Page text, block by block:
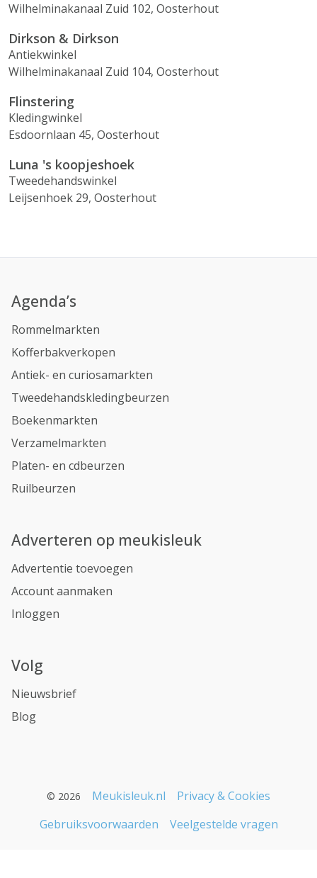
Wilhelminakanaal Zuid 102, Oosterhout
Dirkson & Dirkson
Antiekwinkel
Wilhelminakanaal Zuid 104, Oosterhout
Flinstering
Kledingwinkel
Esdoornlaan 45, Oosterhout
Luna 's koopjeshoek
Tweedehandswinkel
Leijsenhoek 29, Oosterhout
Agenda’s
Rommelmarkten
Kofferbakverkopen
Antiek- en curiosamarkten
Tweedehandskledingbeurzen
Boekenmarkten
Verzamelmarkten
Platen- en cdbeurzen
Ruilbeurzen
Adverteren op meukisleuk
Advertentie toevoegen
Account aanmaken
Inloggen
Volg
Nieuwsbrief
Blog
© 2026 Meukisleuk.nl
Privacy & Cookies
Gebruiksvoorwaarden
Veelgestelde vragen